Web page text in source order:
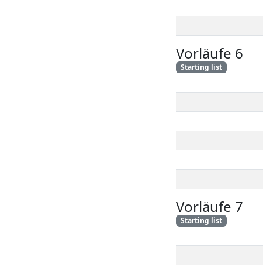
Vorläufe 6
Starting list
Vorläufe 7
Starting list